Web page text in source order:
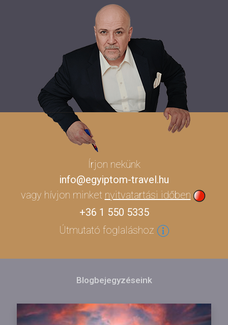
Írjon nekünk
info@egyiptom-travel.hu
vagy hívjon minket nyitvatartási időben
+36 1 550 5335
Útmutató foglaláshoz
Blogbejegyzéseink